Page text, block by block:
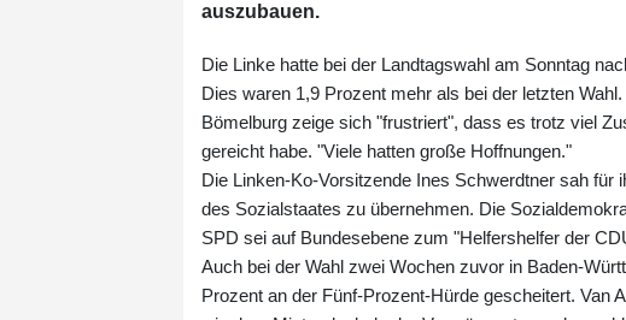
auszubauen.
Die Linke hatte bei der Landtagswahl am Sonntag
Dies waren 1,9 Prozent mehr als bei der letzten
Bömelburg zeige sich "frustriert", dass es trotz viel
gereicht habe. "Viele hatten große Hoffnungen."
Die Linken-Ko-Vorsitzende Ines Schwerdtner sah für
des Sozialstaates zu übernehmen. Die
SPD sei auf Bundesebene zum "Helfershelfer der
Auch bei der Wahl zwei Wochen zuvor in Baden-
Prozent an der Fünf-Prozent-Hürde gescheitert. Van